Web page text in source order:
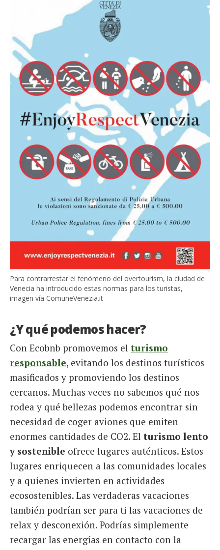
Para contrarrestar el fenómeno del overtourism, la ciudad de
Venecia ha introducido estas normas para los turistas,
imagen vía ComuneVenezia.it
¿Y qué podemos hacer?
Con Ecobnb promovemos el turismo
responsable, evitando los destinos turísticos
masificados y promoviendo los destinos
cercanos. Muchas veces no sabemos qué nos
rodea y qué bellezas podemos encontrar sin
necesidad de coger aviones que emiten
enormes cantidades de CO2. El turismo lento
y sostenible ofrece lugares auténticos. Estos
lugares enriquecen a las comunidades locales
y a quienes invierten en actividades
ecosostenibles. Las verdaderas vacaciones
también podrían ser para ti las vacaciones de
relax y desconexión. Podrías simplemente
recargar las energías en contacto con la